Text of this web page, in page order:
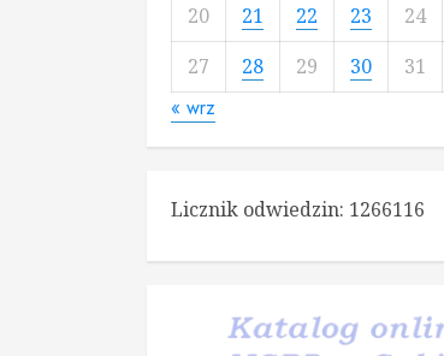
20
21 22 23 24
27
28 29 30 31
« wrz
Licznik odwiedzin: 1266116